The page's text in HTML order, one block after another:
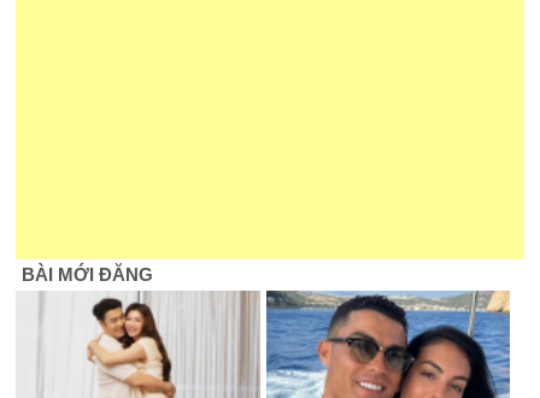
BÀI MỚI ĐĂNG